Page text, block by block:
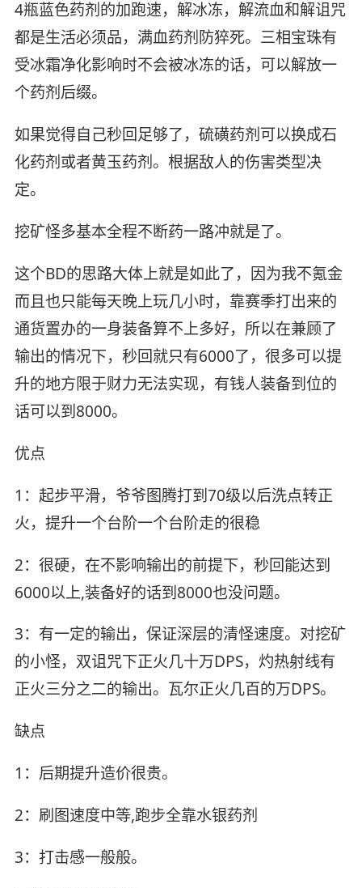
4瓶蓝色药剂的加跑速，解冰冻，解流血和解诅咒
都是生活必须品，满血药剂防猝死。三相宝珠有
受冰霜净化影响时不会被冰冻的话，可以解放一
个药剂后缀。
如果觉得自己秒回足够了，硫磺药剂可以换成石
化药剂或者黄玉药剂。根据敌人的伤害类型决
定。
挖矿怪多基本全程不断药一路冲就是了。
这个BD的思路大体上就是如此了，因为我不氪金
而且也只能每天晚上玩几小时，靠赛季打出来的
通货置办的一身装备算不上多好，所以在兼顾了
输出的情况下，秒回就只有6000了，很多可以提
升的地方限于财力无法实现，有钱人装备到位的
话可以到8000。
优点
1：起步平滑，爷爷图腾打到70级以后洗点转正
火，提升一个台阶一个台阶走的很稳
2：很硬，在不影响输出的前提下，秒回能达到
6000以上,装备好的话到8000也没问题。
3：有一定的输出，保证深层的清怪速度。对挖矿
的小怪，双诅咒下正火几十万DPS，灼热射线有
正火三分之二的输出。瓦尔正火几百的万DPS。
缺点
1：后期提升造价很贵。
2：刷图速度中等,跑步全靠水银药剂
3：打击感一般般。